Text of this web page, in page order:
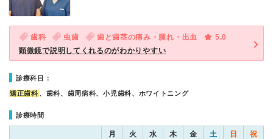
歯科 虫歯 歯と歯茎の痛み・腫れ・出血
5.0
顕微鏡で説明してくれるのがわかりやすい
診療科目：
矯正歯科 、歯科、歯周病科、小児歯科、ホワイトニング
診療時間
月 火 水 木 金 土 日 祝